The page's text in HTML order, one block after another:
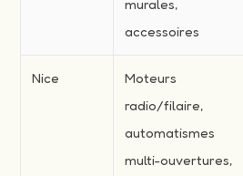
murales,
accessoires
Nice
Moteurs
radio/filaire,
automatismes
multi-ouvertures,